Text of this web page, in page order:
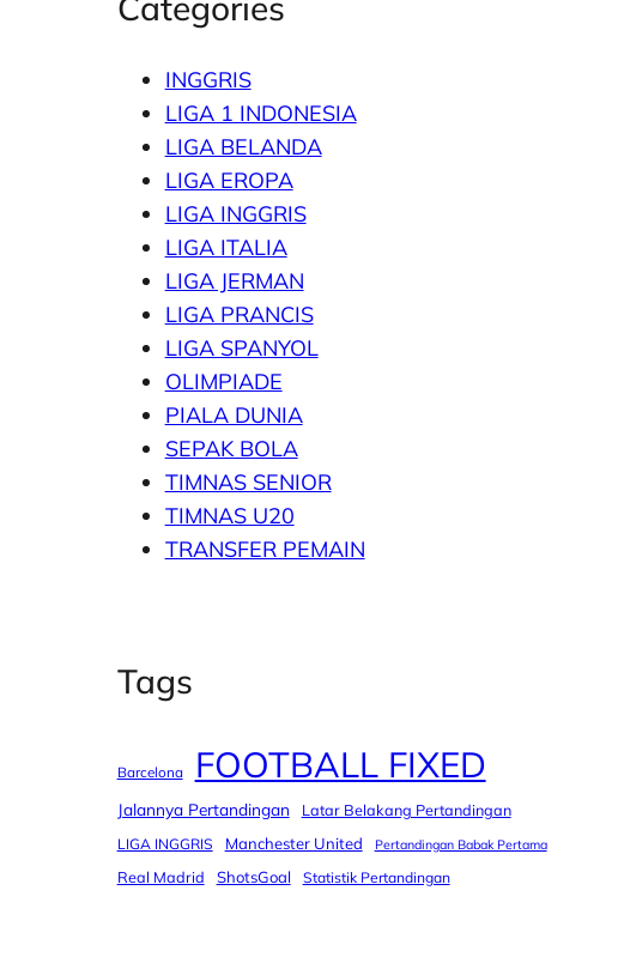
INGGRIS
LIGA 1 INDONESIA
LIGA BELANDA
LIGA EROPA
LIGA INGGRIS
LIGA ITALIA
LIGA JERMAN
LIGA PRANCIS
LIGA SPANYOL
OLIMPIADE
PIALA DUNIA
SEPAK BOLA
TIMNAS SENIOR
TIMNAS U20
TRANSFER PEMAIN
Tags
Barcelona FOOTBALL FIXED
Jalannya Pertandingan Latar Belakang Pertandingan
LIGA INGGRIS Manchester United Pertandingan Babak Pertama
Real Madrid ShotsGoal Statistik Pertandingan